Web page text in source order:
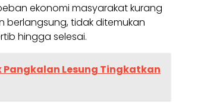
ekonomi masyarakat kurang
berlangsung, tidak ditemukan
hingga selesai.
Pangkalan Lesung Tingkatkan